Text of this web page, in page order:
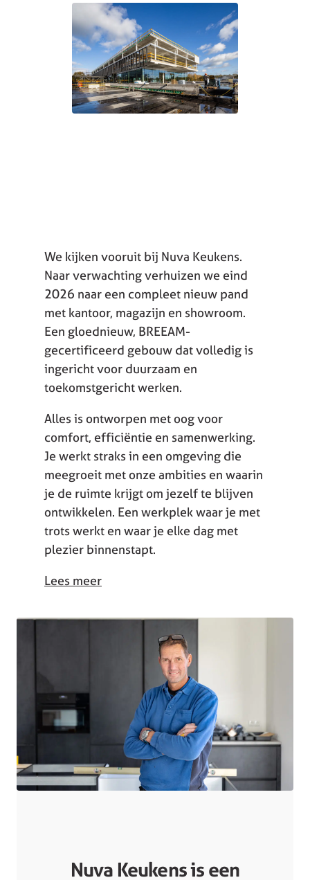
We kijken vooruit bij Nuva Keukens.
Naar verwachting verhuizen we eind
2026 naar een compleet nieuw pand
met kantoor, magazijn en showroom.
Een gloednieuw, BREEAM-
gecertificeerd gebouw dat volledig is
ingericht voor duurzaam en
toekomstgericht werken.
Alles is ontworpen met oog voor
comfort, efficiëntie en samenwerking.
Je werkt straks in een omgeving die
meegroeit met onze ambities en waarin
je de ruimte krijgt om jezelf te blijven
ontwikkelen. Een werkplek waar je met
trots werkt en waar je elke dag met
plezier binnenstapt.
Lees meer
Nuva Keukens is een